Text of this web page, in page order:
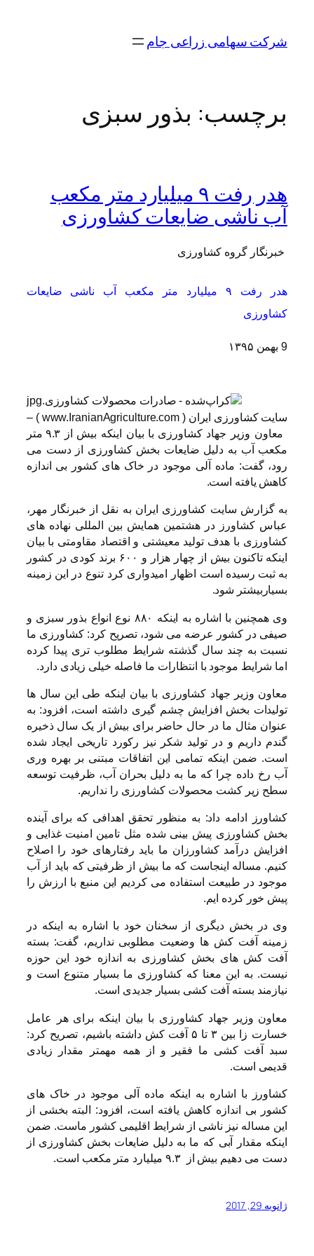
محتواشرکت سهامی زراعی جام
برچسب: بذور سبزی
هدر رفت ٩ میلیارد متر مکعب
آب ناشی ضایعات کشاورزی
خبرنگار گروه کشاورزی
هدر رفت ٩ میلیارد متر مکعب آب ناشی ضایعات
کشاورزی
9 بهمن ۱۳۹۵
سایت کشاورزی ایران ‌( www.IranianAgriculture.com ) –
معاون وزیر جهاد کشاورزی با بیان اینکه بیش از ۹.۳ متر
مکعب آب به دلیل ضایعات بخش کشاورزی از دست می
رود، گفت: ماده آلی موجود در خاک های کشور بی اندازه
کاهش یافته است.
به گزارش سایت کشاورزی ایران به نقل از خبرنگار مهر،
عباس کشاورز در هشتمین همایش بین المللی نهاده های
کشاورزی با هدف تولید معیشتی و اقتصاد مقاومتی با بیان
اینکه تاکنون بیش از چهار هزار و ۶۰۰ برند کودی در کشور
به ثبت رسیده است اظهار امیدواری کرد تنوع در این زمینه
بسیاربیشتر شود.
وی همچنین با اشاره به اینکه ۸۸۰ نوع انواع بذور سبزی و
صیفی در کشور عرضه می شود، تصریح کرد: کشاورزی ما
نسبت به چند سال گذشته شرایط مطلوب تری پیدا کرده
اما شرایط موجود با انتظارات ما فاصله خیلی زیادی دارد.
معاون وزیر جهاد کشاورزی با بیان اینکه طی این سال ها
تولیدات بخش افزایش چشم گیری داشته است، افزود: به
عنوان مثال ما در حال حاضر برای بیش از یک سال ذخیره
گندم داریم و در تولید شکر نیز رکورد تاریخی ایجاد شده
است. ضمن اینکه تمامی این اتفاقات مبتنی بر بهره وری
آب رخ داده چرا که ما به دلیل بحران آب، ظرفیت توسعه
سطح زیر کشت محصولات کشاورزی را نداریم.
کشاورز ادامه داد: به منظور تحقق اهدافی که برای آینده
بخش کشاورزی پیش بینی شده مثل تامین امنیت غذایی و
افزایش درآمد کشاورزان ما باید رفتارهای خود را اصلاح
کنیم. مساله اینجاست که ما بیش از ظرفیتی که باید از آب
موجود در طبیعت استفاده می کردیم این منبع با ارزش را
پیش خور کرده ایم.
وی در بخش دیگری از سخنان خود با اشاره به اینکه در
زمینه آفت کش ها وضعیت مطلوبی نداریم، گفت: بسته
آفت کش های بخش کشاورزی به اندازه خود این حوزه
نیست. به این معنا که کشاورزی ما بسیار متنوع است و
نیازمند بسته آفت کشی بسیار جدیدی است.
معاون وزیر جهاد کشاورزی با بیان اینکه برای هر عامل
خسارت زا بین ۳ تا ۵ آفت کش داشته باشیم، تصریح کرد:
سبد آفت کشی ما فقیر و از همه مهمتر مقدار زیادی
قدیمی است.
کشاورز با اشاره به اینکه ماده آلی موجود در خاک های
کشور بی اندازه کاهش یافته است، افزود: البته بخشی از
این مساله نیز ناشی از شرایط اقلیمی کشور ماست. ضمن
اینکه مقدار آبی که ما به دلیل ضایعات بخش کشاورزی از
دست می دهیم بیش از ۹.۳ میلیارد متر مکعب است.
ژانویه 29, 2017